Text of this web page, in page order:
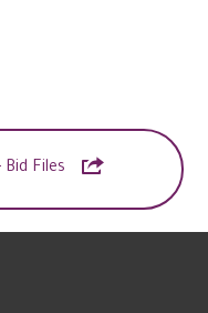
 Bid Files - تحميل ملفات المناقصة